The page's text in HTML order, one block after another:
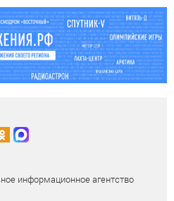
информационное агентство